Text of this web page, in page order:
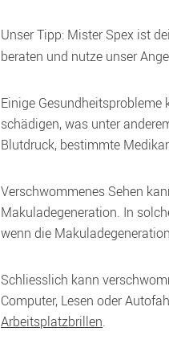
Unser Tipp: Mister Spex ist
beraten und nutze unser
Einige
schädigen, was unter
Blutdruck, bestimmte
Verschwommenes Sehen
Makuladegeneration. In
wenn die
Schliesslich kann
Arbeitsplatzbrillen.